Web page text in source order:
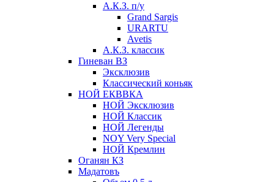
А.К.З. п/у
Grand Sargis
URARTU
Avetis
А.К.З. классик
Гиневан ВЗ
Эксклюзив
Классический коньяк
НОЙ ЕКВВКА
НОЙ Эксклюзив
НОЙ Классик
НОЙ Легенды
NOY Very Speсial
НОЙ Кремлин
Оганян КЗ
Мадатовъ